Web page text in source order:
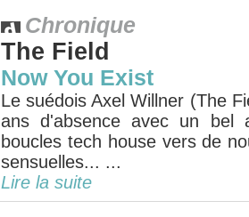
Chronique
The Field
Now You Exist
Le suédois Axel Willner (The
ans d'absence avec un bel
boucles tech house vers de
sensuelles... ...
Lire la suite